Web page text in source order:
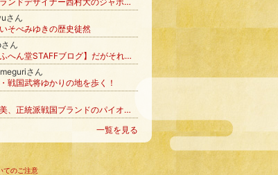
さん
いそべみゆきの歴史徒然
ん
【一夢庵大ふへん堂STAFFブログ】だがそれがいい!!
さん
戦国武将ゆかりの地を歩く！
日本の武の美、正統派戦国ブランドのパイオニア【もののふ】
一覧を見る
てのご注意